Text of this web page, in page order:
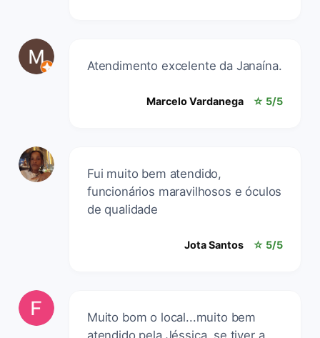
Atendimento excelente da Janaína.
Marcelo Vardanega ☆ 5/5
Fui muito bem atendido,
funcionários maravilhosos e óculos
de qualidade
Jota Santos ☆ 5/5
Muito bom o local...muito bem
atendido pela Jéssica, se tiver a